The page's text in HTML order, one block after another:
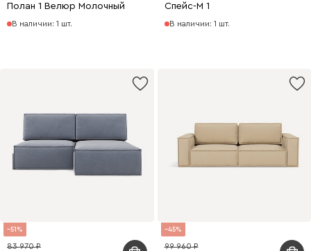
Полан 1 Велюр Молочный
В наличии: 1 шт.
Спейс-М 1
В наличии: 1 шт.
51
83 970
45
99 960